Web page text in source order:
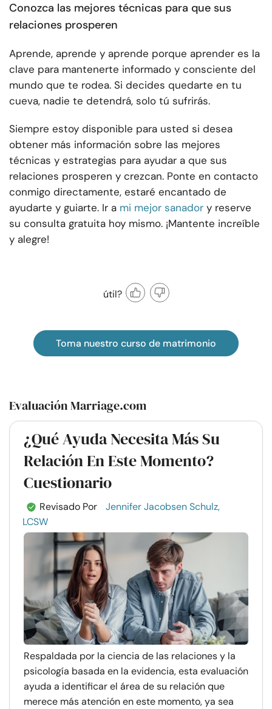
Conozca las mejores técnicas para que sus
relaciones prosperen
Aprende, aprende y aprende porque aprender es la
clave para mantenerte informado y consciente del
mundo que te rodea. Si decides quedarte en tu
cueva, nadie te detendrá, solo tú sufrirás.
Siempre estoy disponible para usted si desea
obtener más información sobre las mejores
técnicas y estrategias para ayudar a que sus
relaciones prosperen y crezcan. Ponte en contacto
conmigo directamente, estaré encantado de
ayudarte y guiarte. Ir a mi mejor sanador y reserve
su consulta gratuita hoy mismo. ¡Mantente increíble
y alegre!
útil?
Toma nuestro curso de matrimonio
Evaluación Marriage.com
¿Qué Ayuda Necesita Más Su
Relación En Este Momento?
Cuestionario
Revisado Por
Jennifer Jacobsen Schulz,
LCSW
Respaldada por la ciencia de las relaciones y la
psicología basada en la evidencia, esta evaluación
ayuda a identificar el área de su relación que
merece más atención en este momento, ya sea